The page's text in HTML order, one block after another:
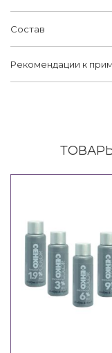
Состав
Рекомендации к